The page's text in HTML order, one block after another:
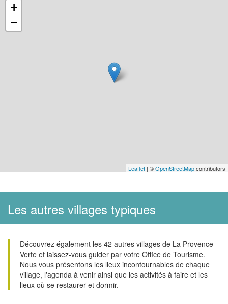
+
−
Leaflet | ©OpenStreetMapcontributors
Les autres villages typiques
Découvrez également les 42 autres villages de La Provence
Verte et laissez-vous guider par votre Office de Tourisme.
Nous vous présentons les lieux incontournables de chaque
village, l'agenda à venir ainsi que les activités à faire et les
lieux où se restaurer et dormir.